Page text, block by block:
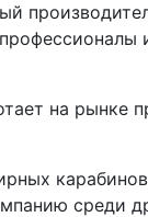
на рынке
среди